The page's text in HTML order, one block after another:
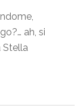
ah, si
Stella